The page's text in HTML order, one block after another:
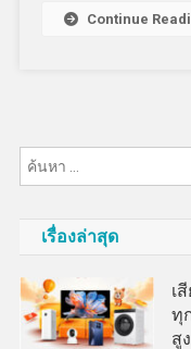
Continue
เรื่องล่าสุด
เ
ทุ
สู